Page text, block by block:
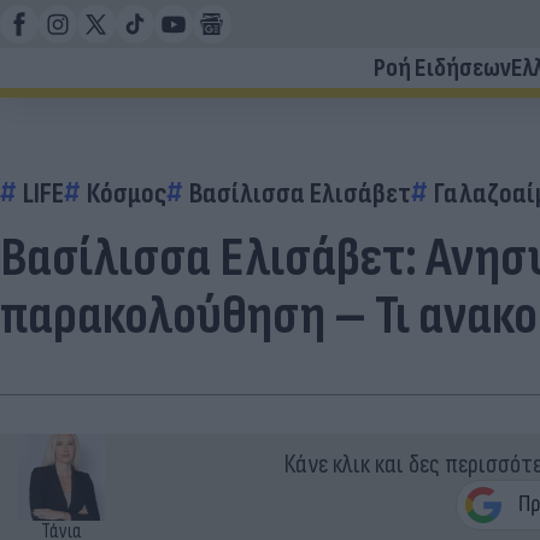
Ροή Ειδήσεων
LIFE Κόσμος Βασίλισσα Ελισάβετ
Βασίλισσα Ελισάβετ:
παρακολούθηση – Τι
Τάνια
Κάνε κλικ και δες